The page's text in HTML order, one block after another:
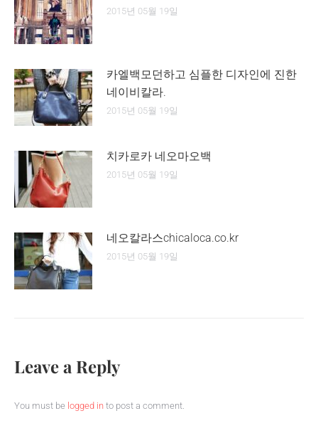
2015년 05월 19일
카엘백모던하고 심플한 디자인에 진한
네이비칼라.
2015년 05월 19일
치카로카 네오마오백
2015년 05월 19일
네오칼라스chicaloca.co.kr
2015년 05월 19일
Leave a Reply
You must be logged in to post a comment.